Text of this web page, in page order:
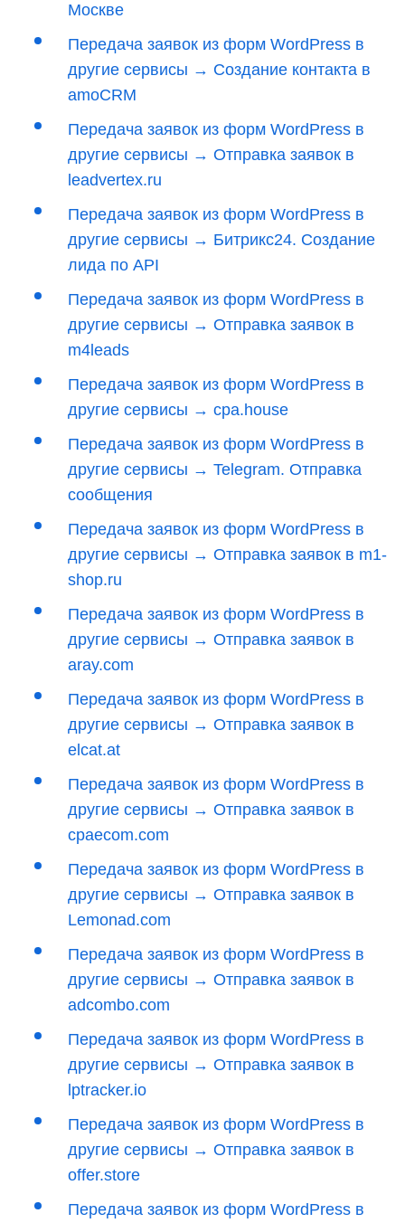
Москве
Передача заявок из форм WordPress в
другие сервисы → Создание контакта в
amoCRM
Передача заявок из форм WordPress в
другие сервисы → Отправка заявок в
leadvertex.ru
Передача заявок из форм WordPress в
другие сервисы → Битрикс24. Создание
лида по API
Передача заявок из форм WordPress в
другие сервисы → Отправка заявок в
m4leads
Передача заявок из форм WordPress в
другие сервисы → cpa.house
Передача заявок из форм WordPress в
другие сервисы → Telegram. Отправка
сообщения
Передача заявок из форм WordPress в
другие сервисы → Отправка заявок в m1-
shop.ru
Передача заявок из форм WordPress в
другие сервисы → Отправка заявок в
aray.com
Передача заявок из форм WordPress в
другие сервисы → Отправка заявок в
elcat.at
Передача заявок из форм WordPress в
другие сервисы → Отправка заявок в
cpaecom.com
Передача заявок из форм WordPress в
другие сервисы → Отправка заявок в
Lemonad.com
Передача заявок из форм WordPress в
другие сервисы → Отправка заявок в
adcombo.com
Передача заявок из форм WordPress в
другие сервисы → Отправка заявок в
lptracker.io
Передача заявок из форм WordPress в
другие сервисы → Отправка заявок в
offer.store
Передача заявок из форм WordPress в